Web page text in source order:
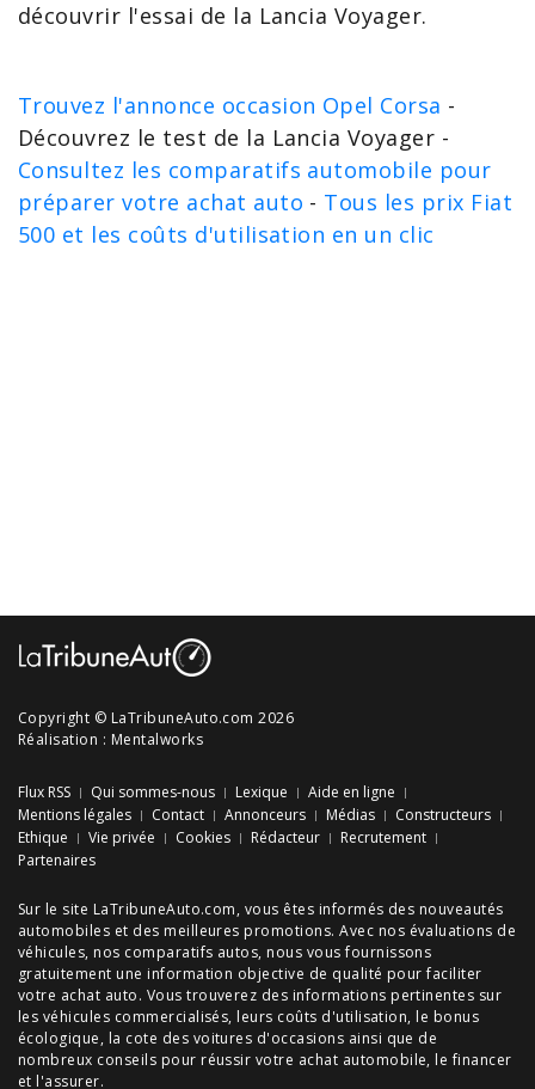
découvrir l'essai de la Lancia Voyager.
Trouvez l'annonce occasion Opel Corsa -
Découvrez le test de la Lancia Voyager -
Consultez les comparatifs automobile pour
préparer votre achat auto - Tous les prix Fiat
500 et les coûts d'utilisation en un clic
Copyright © LaTribuneAuto.com 2026
Réalisation : Mentalworks
Flux RSS Qui sommes-nous Lexique
Aide en ligne
Mentions légales
Contact Annonceurs Médias
Constructeurs
Ethique
Vie privée Cookies Rédacteur
Recrutement
Partenaires
Sur le site LaTribuneAuto.com, vous êtes informés des nouveautés
automobiles et des meilleures promotions. Avec nos évaluations de
véhicules, nos comparatifs autos, nous vous fournissons
gratuitement une information objective de qualité pour faciliter
votre achat auto. Vous trouverez des informations pertinentes sur
les véhicules commercialisés, leurs coûts d'utilisation, le bonus
écologique, la cote des voitures d'occasions ainsi que de
nombreux conseils pour réussir votre achat automobile, le financer
et l'assurer.